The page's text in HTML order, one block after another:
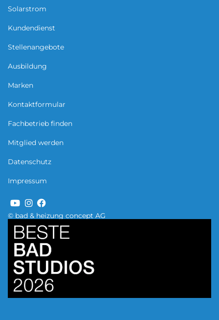
© bad & heizung concept AG
Solarstrom
Kundendienst
Stellenangebote
Ausbildung
Marken
Kontaktformular
Fachbetrieb finden
Mitglied werden
Datenschutz
Impressum